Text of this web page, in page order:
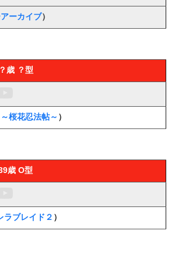
ーカイブ）
歳 ？型
桜花忍法帖～ ）
歳 O型
ラブレイド２ ）